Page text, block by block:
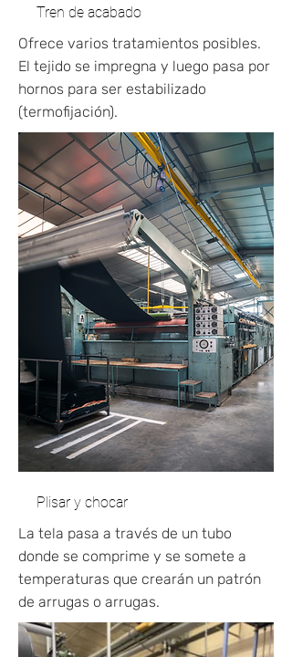
Tren de acabado
Ofrece varios tratamientos posibles.
El tejido se impregna y luego pasa por
hornos para ser estabilizado
(termofijación).
Plisar y chocar
La tela pasa a través de un tubo
donde se comprime y se somete a
temperaturas que crearán un patrón
de arrugas o arrugas.